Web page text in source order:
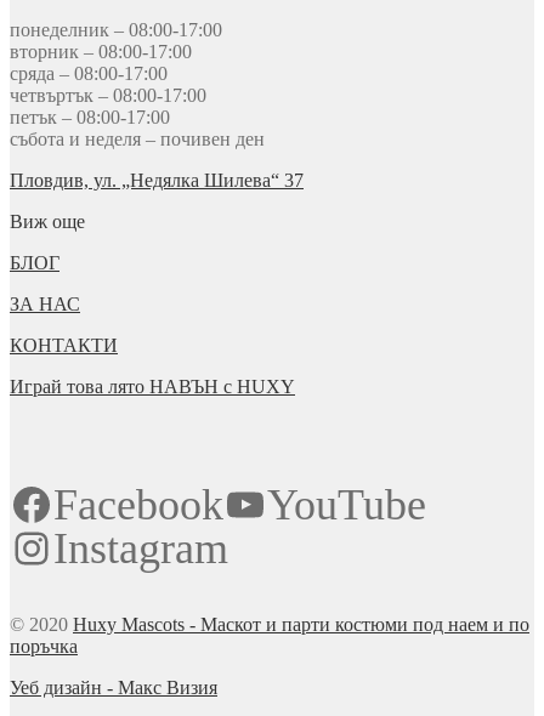
понеделник – 08:00-17:00
вторник – 08:00-17:00
сряда – 08:00-17:00
четвъртък – 08:00-17:00
петък – 08:00-17:00
събота и неделя – почивен ден
Пловдив, ул. „Недялка Шилева“ 37
Виж още
БЛОГ
ЗА НАС
КОНТАКТИ
Играй това лято НАВЪН с HUXY
Facebook
YouTube
Instagram
© 2020 Huxy Mascots - Маскот и парти костюми под наем и по
поръчка
Уеб дизайн - Макс Визия